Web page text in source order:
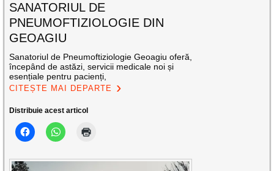
SANATORIUL DE
PNEUMOFTIZIOLOGIE DIN
GEOAGIU
Sanatoriul de Pneumoftiziologie Geoagiu oferă,
începând de astăzi, servicii medicale noi și
esențiale pentru pacienți,
CITEȘTE MAI DEPARTE
Distribuie acest articol